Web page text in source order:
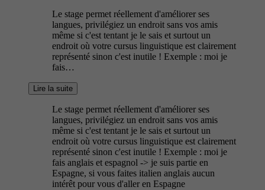
Le stage permet réellement d'améliorer ses
langues, privilégiez un endroit sans vos amis
même si c'est tentant je le sais et surtout un
endroit où votre cursus linguistique est clairement
représenté sinon c'est inutile ! Exemple : moi je
fais…
Lire la suite
Le stage permet réellement d'améliorer ses
langues, privilégiez un endroit sans vos amis
même si c'est tentant je le sais et surtout un
endroit où votre cursus linguistique est clairement
représenté sinon c'est inutile ! Exemple : moi je
fais anglais et espagnol -> je suis partie en
Espagne, si vous faites italien anglais aucun
intérêt pour vous d'aller en Espagne